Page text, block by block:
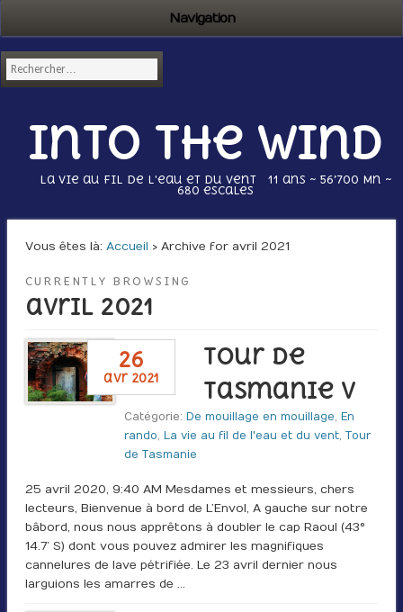
Navigation
Into the wind
La vie au fil de l'eau et du vent 11 ans ~ 56’700 Mn ~
680 escales
Vous êtes là : Accueil › Archive for avril 2021
CURRENTLY BROWSING
avril 2021
26
avr 2021
Tour de
Tasmanie V
Catégorie:De mouillage en mouillage ,En
rando ,La vie au fil de l'eau et du vent ,Tour
de Tasmanie
25 avril 2020, 9:40 AM Mesdames et messieurs, chers
lecteurs, Bienvenue à bord de L’Envol, A gauche sur notre
bâbord, nous nous apprêtons à doubler le cap Raoul (43°
14.7’ S) dont vous pouvez admirer les magnifiques
cannelures de lave pétrifiée. Le 23 avril dernier nous
larguions les amarres de …